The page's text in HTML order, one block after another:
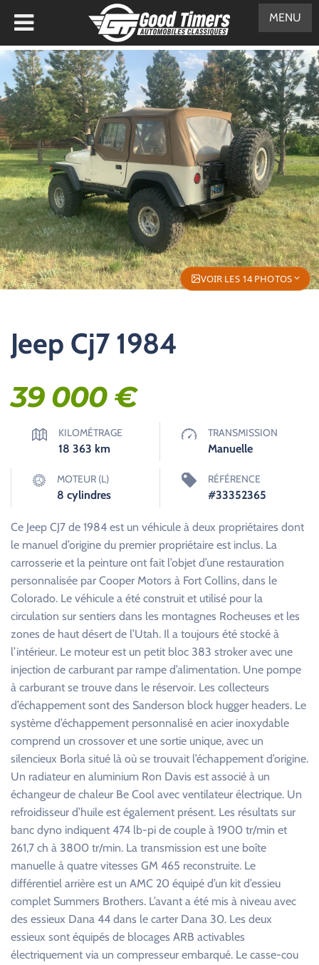
VOIR LES 14 PHOTOS
Jeep Cj7 1984
39 000€
KILOMÉTRAGE
18 363 km
TRANSMISSION
Manuelle
MOTEUR (L)
8 cylindres
RÉFÉRENCE
#33352365
Ce Jeep CJ7 de 1984 est un véhicule à deux propriétaires dont
le manuel d’origine du premier propriétaire est inclus. La
carrosserie et la peinture ont fait l’objet d’une restauration
personnalisée par Cooper Motors à Fort Collins, dans le
Colorado. Le véhicule a été construit et utilisé pour la
circulation sur sentiers dans les montagnes Rocheuses et les
zones de haut désert de l’Utah. Il a toujours été stocké à
l’intérieur. Le moteur est un petit bloc 383 stroker avec une
injection de carburant par rampe d’alimentation. Une pompe
à carburant se trouve dans le réservoir. Les collecteurs
d’échappement sont des Sanderson block hugger headers. Le
système d’échappement personnalisé en acier inoxydable
comprend un crossover et une sortie unique, avec un
silencieux Borla situé là où se trouvait l’échappement d’origine.
Un radiateur en aluminium Ron Davis est associé à un
échangeur de chaleur Be Cool avec ventilateur électrique. Un
refroidisseur d’huile est également présent. Les résultats sur
banc dyno indiquent 474 lb-pi de couple à 1900 tr/min et
261,7 ch à 3800 tr/min. La transmission est une boîte
manuelle à quatre vitesses GM 465 reconstruite. Le
différentiel arrière est un AMC 20 équipé d’un kit d’essieu
complet Summers Brothers. L’avant a été mis à niveau avec
des essieux Dana 44 dans le carter Dana 30. Les deux
essieux sont équipés de blocages ARB activables
électriquement via un compresseur embarqué. Le casse-cou
MENU